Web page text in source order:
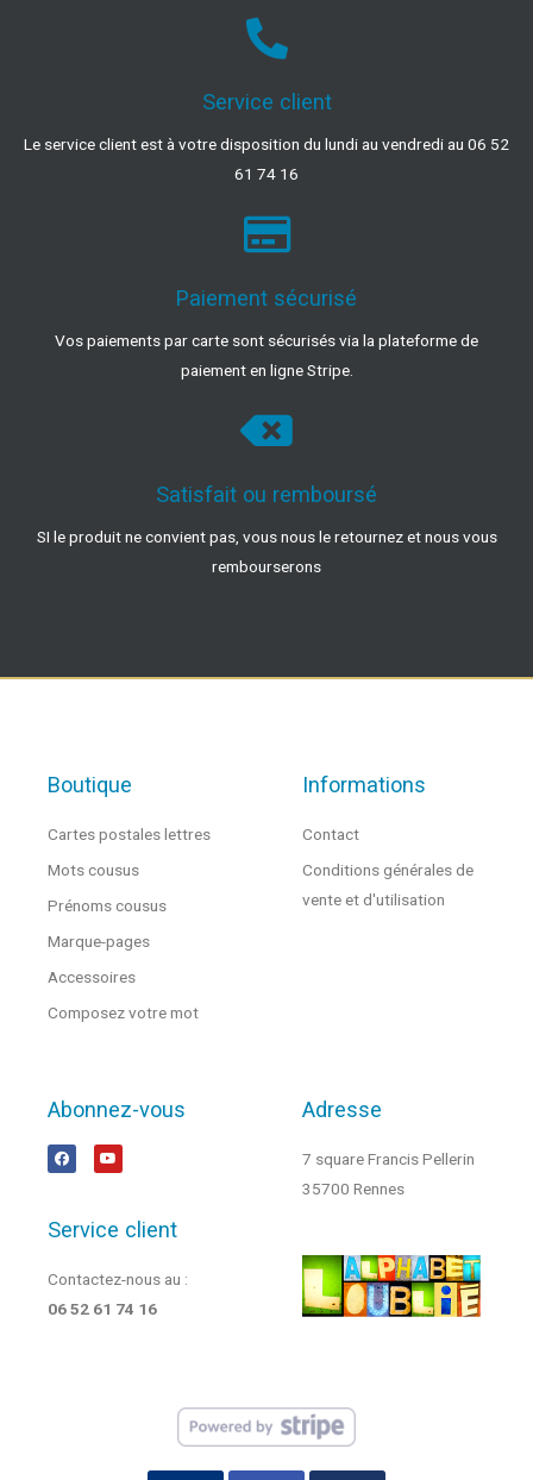
Service client
Le service client est à votre disposition du lundi au vendredi au 06 52
61 74 16
Paiement sécurisé
Vos paiements par carte sont sécurisés via la plateforme de
paiement en ligne Stripe.
Satisfait ou remboursé
SI le produit ne convient pas, vous nous le retournez et nous vous
rembourserons
Boutique
Cartes postales lettres
Mots cousus
Prénoms cousus
Marque-pages
Accessoires
Composez votre mot
Informations
Contact
Conditions générales de
vente et d'utilisation
Abonnez-vous
Service client
Contactez-nous au :
06 52 61 74 16
Adresse
7 square Francis Pellerin
35700 Rennes